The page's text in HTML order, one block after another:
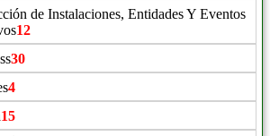
de Instalaciones, Entidades Y Eventos
12
30
4
15